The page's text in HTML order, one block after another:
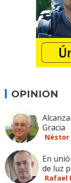
OPINION
Gracia
Néstor
En
de luz
Rafael